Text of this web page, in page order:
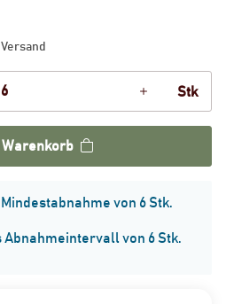
Versand
Stk
Warenkorb
von 6 Stk.
Abnahmeintervall von 6 Stk.